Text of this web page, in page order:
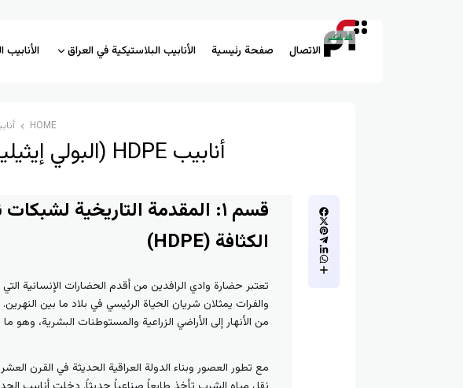
الاتصال صفحة رئيسية الأنابيب البلاستيكية في العراق
HOME
أنابيب HDPE (البولي إيثيلين عالي الكثافة) (HDPE Pipes) في العراق
قسم ١: المقدمة التاريخية
الكثافة (HDPE)
تعتبر حضارة وادي الرافدين من أقدم الحضارات الإنسانية التي
والفرات يمثلان شريان الحياة الرئيسي في بلاد ما بين
من الأنهار إلى الأراضي الزراعية والمستوطنات البشرية، وهو
مع تطور العصور وبناء الدولة العراقية الحديثة في القرن